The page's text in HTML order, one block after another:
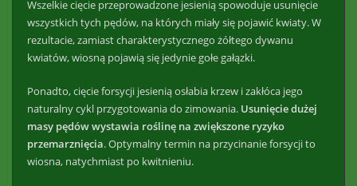
Wszelkie cięcie przeprowadzone jesienią spowoduje usunięcie
wszystkich tych pędów, na których miały się pojawić kwiaty. W
rezultacie, zamiast charakterystycznego żółtego dywanu
kwiatów, wiosną pojawią się jedynie gołe gałązki.
Ponadto, cięcie forsycji jesienią osłabia krzew i zakłóca jego
naturalny cykl przygotowania do zimowania. Usunięcie dużej
masy pędów wystawia roślinę na zwiększone ryzyko
przemarznięcia. Optymalny termin na przycinanie forsycji to
wiosna, natychmiast po kwitnieniu.